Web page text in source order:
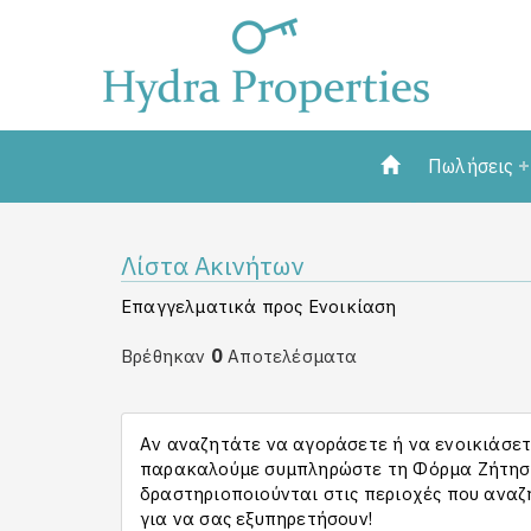
Πωλήσεις
Λίστα Ακινήτων
Επαγγελματικά προς Ενοικίαση
Βρέθηκαν 0 Αποτελέσματα
Αν αναζητάτε να αγοράσετε ή να
παρακαλούμε συμπληρώστε τη Φόρμα
δραστηριοποιούνται στις περιοχές που
για να σας εξυπηρετήσουν!